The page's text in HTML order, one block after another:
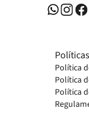
Políticas
Política
Política
Política